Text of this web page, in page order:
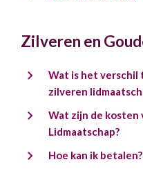
Zilveren en
Wat is het verschil
zilveren
Wat zijn de kosten
Lidmaatschap?
Hoe kan ik betalen?